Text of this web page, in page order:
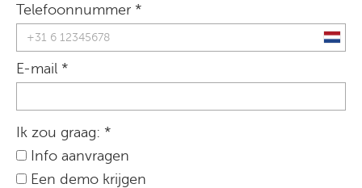
Telefoonnummer *
E-mail *
Ik zou graag: *
Info aanvragen
Een demo krijgen